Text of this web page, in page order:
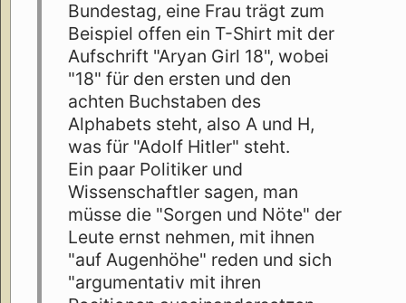
Bundestag, eine Frau trägt zum
Beispiel offen ein T-Shirt mit der
Aufschrift "Aryan Girl 18", wobei
"18" für den ersten und den
achten Buchstaben des
Alphabets steht, also A und H,
was für "Adolf Hitler" steht.
Ein paar Politiker und
Wissenschaftler sagen, man
müsse die "Sorgen und Nöte" der
Leute ernst nehmen, mit ihnen
"auf Augenhöhe" reden und sich
"argumentativ mit ihren